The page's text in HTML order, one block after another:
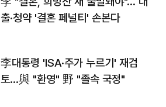
출·청약 '결혼 페널티' 손본다
李대통령 'ISA·주가 누르기' 재검
토…與 "환영" 野 "졸속 국정"